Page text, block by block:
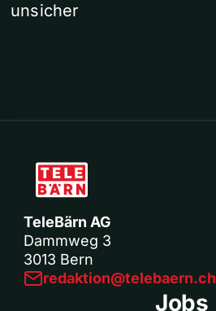
unsicher
TeleBärn AG
Dammweg 3
3013 Bern
redaktion@telebaern.ch
Jobs